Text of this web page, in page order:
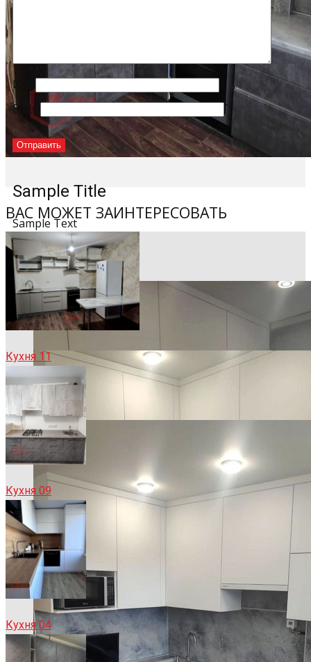
Sample Title
Sample Text
Имя
Email
ВАС МОЖЕТ ЗАИНТЕРЕСОВАТЬ
Кухня 11
Кухня 09
Кухня 04